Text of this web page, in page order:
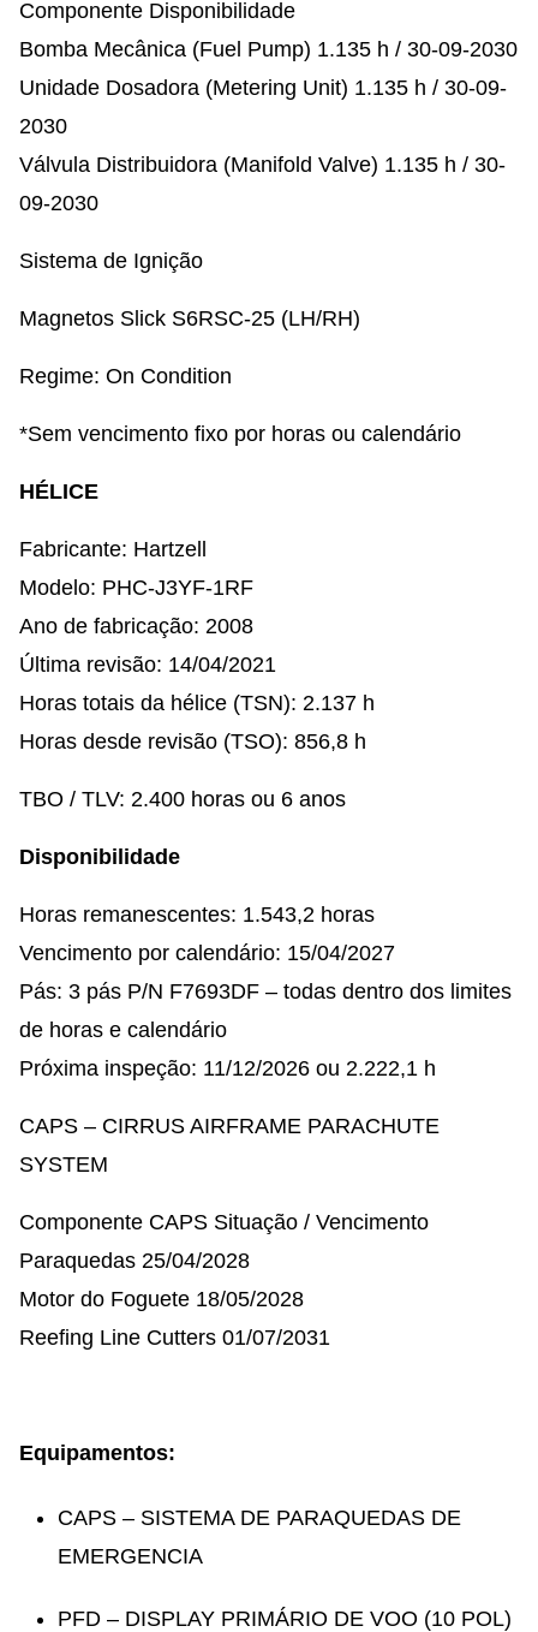
Componente Disponibilidade
Bomba Mecânica (Fuel Pump) 1.135 h / 30-09-2030
Unidade Dosadora (Metering Unit) 1.135 h / 30-09-
2030
Válvula Distribuidora (Manifold Valve) 1.135 h / 30-
09-2030
Sistema de Ignição
Magnetos Slick S6RSC-25 (LH/RH)
Regime: On Condition
*Sem vencimento fixo por horas ou calendário
HÉLICE
Fabricante: Hartzell
Modelo: PHC-J3YF-1RF
Ano de fabricação: 2008
Última revisão: 14/04/2021
Horas totais da hélice (TSN): 2.137 h
Horas desde revisão (TSO): 856,8 h
TBO / TLV: 2.400 horas ou 6 anos
Disponibilidade
Horas remanescentes: 1.543,2 horas
Vencimento por calendário: 15/04/2027
Pás: 3 pás P/N F7693DF – todas dentro dos limites
de horas e calendário
Próxima inspeção: 11/12/2026 ou 2.222,1 h
CAPS – CIRRUS AIRFRAME PARACHUTE
SYSTEM
Componente CAPS Situação / Vencimento
Paraquedas 25/04/2028
Motor do Foguete 18/05/2028
Reefing Line Cutters 01/07/2031
Equipamentos:
CAPS – SISTEMA DE PARAQUEDAS DE
EMERGENCIA
PFD – DISPLAY PRIMÁRIO DE VOO (10 POL)